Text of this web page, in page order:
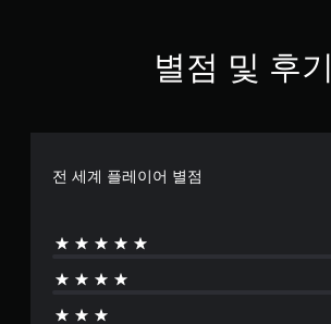
별점 및 후기
전 세계 플레이어 별점